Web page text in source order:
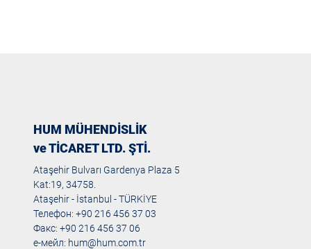
HUM MÜHENDİSLİK
ve TİCARET LTD. ŞTİ.
Ataşehir Bulvarı Gardenya Plaza 5
Kat:19, 34758.
Ataşehir - İstanbul - TÜRKİYE
Телефон: +90 216 456 37 03
Факс: +90 216 456 37 06
е-мейл: hum@hum.com.tr